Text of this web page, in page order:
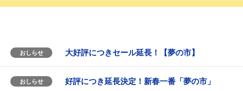
おしらせ 大好評につきセール延長！【夢の市】
おしらせ 好評につき延長決定！新春一番「夢の市」